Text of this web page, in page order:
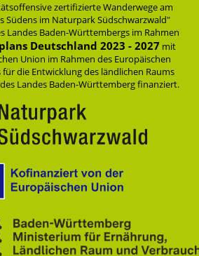
zertifizierte Wanderwege am
Südens im Naturpark Südschwarzwald"
Landes Baden-Württembergs im Rahmen
Deutschland 2023 - 2027 mit
Union im Rahmen des Europäischen
die Entwicklung des ländlichen Raums
Landes Baden-Württemberg finanziert.